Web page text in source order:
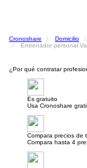
Cronoshare Domicilio
Entrenador personal
¿Por qué contratar
Es gratuito
Usa Cronoshare
Compara precios de
Compara hasta 4